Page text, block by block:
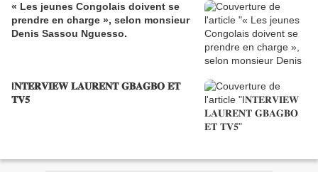
« Les jeunes Congolais doivent se
prendre en charge », selon monsieur
Denis Sassou Nguesso.
I𝐍𝐓𝐄𝐑𝐕𝐈𝐄𝐖 𝐋𝐀𝐔𝐑𝐄𝐍𝐓 𝐆𝐁𝐀𝐆𝐁𝐎 𝐄𝐓
𝐓𝐕𝟓